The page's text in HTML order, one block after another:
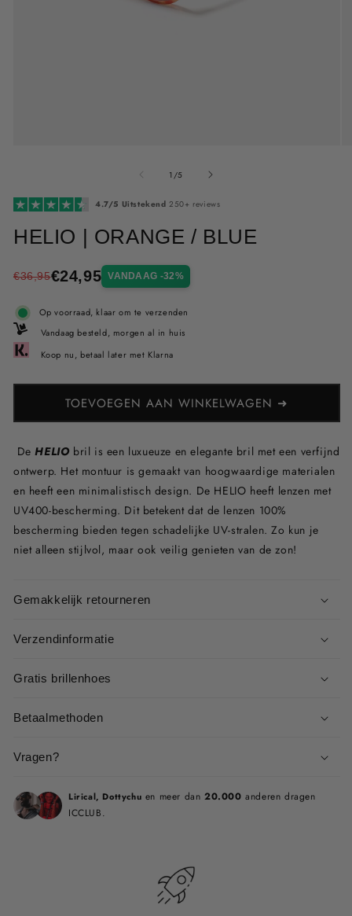
modaal
1 /van
5
4.7/5 Uitstekend250+ reviews
HELIO | ORANGE / BLUE
€36,95€24,95 VANDAAG -32%
Op voorraad, klaar om te verzenden
Vandaag besteld, morgen al in huis
Koop nu, betaal later met Klarna
TOEVOEGEN AAN WINKELWAGEN ➜
DeHELIO bril is een luxueuze en elegante bril met een verfijnd
ontwerp. Het montuur is gemaakt van hoogwaardige materialen
en heeft een minimalistisch design. De HELIO heeft lenzen met
UV400-bescherming. Dit betekent dat de lenzen 100%
bescherming bieden tegen schadelijke UV-stralen. Zo kun je
niet alleen stijlvol, maar ook veilig genieten van de zon!
Gemakkelijk retourneren
Verzendinformatie
Gratis brillenhoes
Betaalmethoden
Vragen?
Lirical, Dottychu en meer dan20.000 anderen dragen
ICCLUB.